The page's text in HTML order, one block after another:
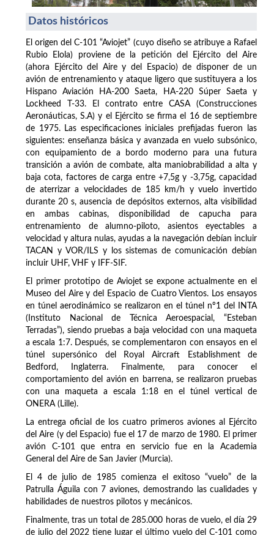
Datos históricos
El origen del C-101 “Aviojet” (cuyo diseño se atribuye a Rafael
Rubio Elola) proviene de la petición del Ejército del Aire
(ahora Ejército del Aire y del Espacio) de disponer de un
avión de entrenamiento y ataque ligero que sustituyera a los
Hispano Aviación HA-200 Saeta, HA-220 Súper Saeta y
Lockheed T-33. El contrato entre CASA (Construcciones
Aeronáuticas, S.A) y el Ejército se firma el 16 de septiembre
de 1975. Las especificaciones iniciales prefijadas fueron las
siguientes: enseñanza básica y avanzada en vuelo subsónico,
con equipamiento de a bordo moderno para una futura
transición a avión de combate, alta maniobrabilidad a alta y
baja cota, factores de carga entre +7,5g y -3,75g, capacidad
de aterrizar a velocidades de 185 km/h y vuelo invertido
durante 20 s, ausencia de depósitos externos, alta visibilidad
en ambas cabinas, disponibilidad de capucha para
entrenamiento de alumno-piloto, asientos eyectables a
velocidad y altura nulas, ayudas a la navegación debían incluir
TACAN y VOR/ILS y los sistemas de comunicación debían
incluir UHF, VHF y IFF-SIF.
El primer prototipo de Aviojet se expone actualmente en el
Museo del Aire y del Espacio de Cuatro Vientos. Los ensayos
en túnel aerodinámico se realizaron en el túnel nº1 del INTA
(Instituto Nacional de Técnica Aeroespacial, “Esteban
Terradas”), siendo pruebas a baja velocidad con una maqueta
a escala 1:7. Después, se complementaron con ensayos en el
túnel supersónico del Royal Aircraft Establishment de
Bedford, Inglaterra. Finalmente, para conocer el
comportamiento del avión en barrena, se realizaron pruebas
con una maqueta a escala 1:18 en el túnel vertical de
ONERA (Lille).
La entrega oficial de los cuatro primeros aviones al Ejército
del Aire (y del Espacio) fue el 17 de marzo de 1980. El primer
avión C-101 que entra en servicio fue en la Academia
General del Aire de San Javier (Murcia).
El 4 de julio de 1985 comienza el exitoso “vuelo” de la
Patrulla Águila con 7 aviones, demostrando las cualidades y
habilidades de nuestros pilotos y mecánicos.
Finalmente, tras un total de 285.000 horas de vuelo, el día 29
de julio del 2022 tiene lugar el último vuelo del C-101 como